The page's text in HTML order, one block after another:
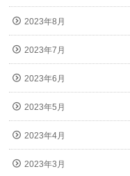
2023年8月
2023年7月
2023年6月
2023年5月
2023年4月
2023年3月